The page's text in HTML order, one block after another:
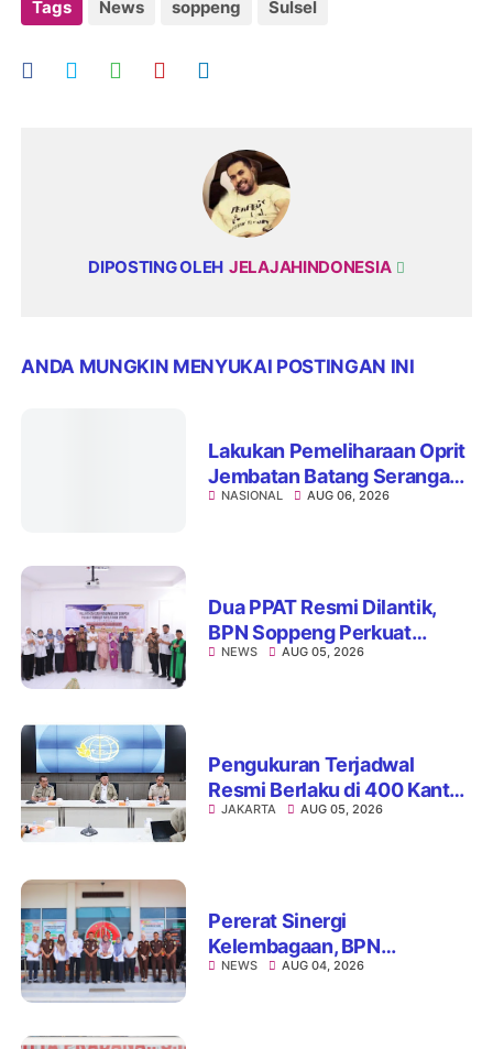
Tags News soppeng Sulsel
DIPOSTING OLEH JELAJAHINDONESIA
ANDA MUNGKIN MENYUKAI POSTINGAN INI
Lakukan Pemeliharaan Oprit
Jembatan Batang Serangan,
Hutama Karya Uji Coba
NASIONAL AUG 06, 2026
Dua PPAT Resmi Dilantik,
BPN Soppeng Perkuat
Pelayanan Pertanahan
NEWS AUG 05, 2026
Pengukuran Terjadwal
Resmi Berlaku di 400 Kantor
Pertanahan, ATR/BPN Jamin
JAKARTA AUG 05, 2026
Pererat Sinergi
Kelembagaan, BPN
Kabupaten Soppeng dan
NEWS AUG 04, 2026